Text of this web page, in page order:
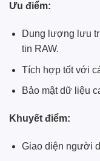
Ưu điểm:
Dung lượng lưu
tin RAW.
Tích hợp tốt với
Bảo mật dữ liệu
Khuyết điểm:
Giao diện người